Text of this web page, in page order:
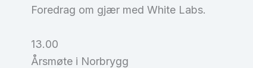
Foredrag om gjær med White Labs.
13.00
Årsmøte i Norbrygg